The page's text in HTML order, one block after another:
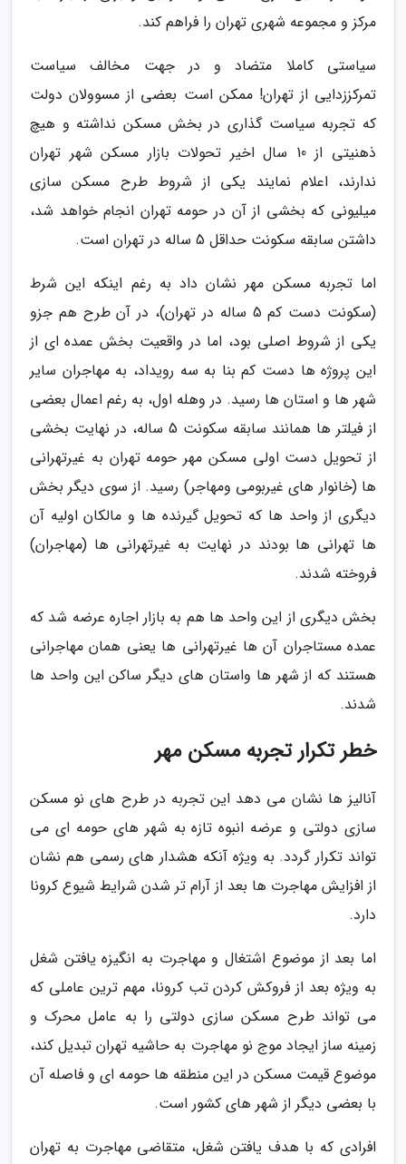
مرکز و مجموعه شهری تهران را فراهم کند.
سیاستی کاملا متضاد و در جهت مخالف سیاست
تمرکززدایی از تهران! ممکن است بعضی از مسوولان دولت
که تجربه سیاست گذاری در بخش مسکن نداشته و هیچ
ذهنیتی از 10 سال اخیر تحولات بازار مسکن شهر تهران
ندارند، اعلام نمایند یکی از شروط طرح مسکن سازی
میلیونی که بخشی از آن در حومه تهران انجام خواهد شد،
داشتن سابقه سکونت حداقل 5 ساله در تهران است.
اما تجربه مسکن مهر نشان داد به رغم اینکه این شرط
(سکونت دست کم 5 ساله در تهران)، در آن طرح هم جزو
یکی از شروط اصلی بود، اما در واقعیت بخش عمده ای از
این پروژه ها دست کم بنا به سه رویداد، به مهاجران سایر
شهر ها و استان ها رسید. در وهله اول، به رغم اعمال بعضی
از فیلتر ها همانند سابقه سکونت 5 ساله، در نهایت بخشی
از تحویل دست اولی مسکن مهر حومه تهران به غیرتهرانی
ها (خانوار های غیربومی ومهاجر) رسید. از سوی دیگر بخش
دیگری از واحد ها که تحویل گیرنده ها و مالکان اولیه آن
ها تهرانی ها بودند در نهایت به غیرتهرانی ها (مهاجران)
فروخته شدند.
بخش دیگری از این واحد ها هم به بازار اجاره عرضه شد که
عمده مستاجران آن ها غیرتهرانی ها یعنی همان مهاجرانی
هستند که از شهر ها واستان های دیگر ساکن این واحد ها
شدند.
خطر تکرار تجربه مسکن مهر
آنالیز ها نشان می دهد این تجربه در طرح های نو مسکن
سازی دولتی و عرضه انبوه تازه به شهر های حومه ای می
تواند تکرار گردد. به ویژه آنکه هشدار های رسمی هم نشان
از افزایش مهاجرت ها بعد از آرام تر شدن شرایط شیوع کرونا
دارد.
اما بعد از موضوع اشتغال و مهاجرت به انگیزه یافتن شغل
به ویژه بعد از فروکش کردن تب کرونا، مهم ترین عاملی که
می تواند طرح مسکن سازی دولتی را به عامل محرک و
زمینه ساز ایجاد موج نو مهاجرت به حاشیه تهران تبدیل کند،
موضوع قیمت مسکن در این منطقه ها حومه ای و فاصله آن
با بعضی دیگر از شهر های کشور است.
افرادی که با هدف یافتن شغل، متقاضی مهاجرت به تهران